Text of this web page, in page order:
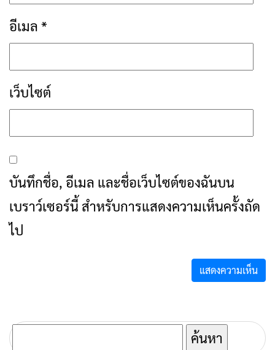
อีเมล *
เว็บไซต์
บันทึกชื่อ, อีเมล และชื่อเว็บไซต์ของฉันบน
เบราว์เซอร์นี้ สำหรับการแสดงความเห็นครั้งถัด
ไป
ค้นหา